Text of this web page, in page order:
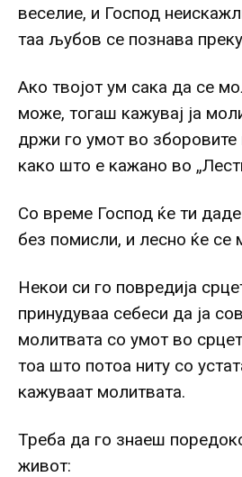
веселие, и Господ
таа љубов се познава
Ако твојот ум сака да се
може, тогаш кажувај ја
држи го умот во зборовите
како што е кажано во
Со време Господ ќе ти
без помисли, и лесно ќе се
Некои си го повредија
принудуваа себеси да ја
молитвата со умот во
тоа што потоа ниту со
кажуваат молитвата.
Треба да го знаеш
живот: